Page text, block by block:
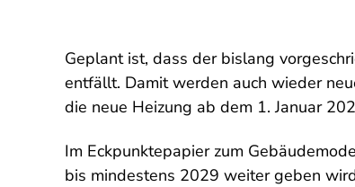
Geplant ist, dass der bislang
entfällt. Damit werden auch wieder
die neue Heizung ab dem 1. Januar
Im Eckpunktepapier zum
bis mindestens 2029 weiter geben